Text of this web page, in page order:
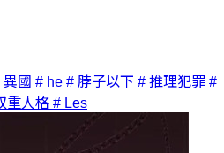
異國 # he # 脖子以下 # 推理犯罪 #
重人格 # Les